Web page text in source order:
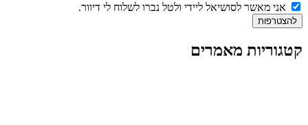
אני מאשר לסושיאל ליידי ולטל נברו לשלוח לי דיוור.
להצטרפות
קטגוריות מאמרים